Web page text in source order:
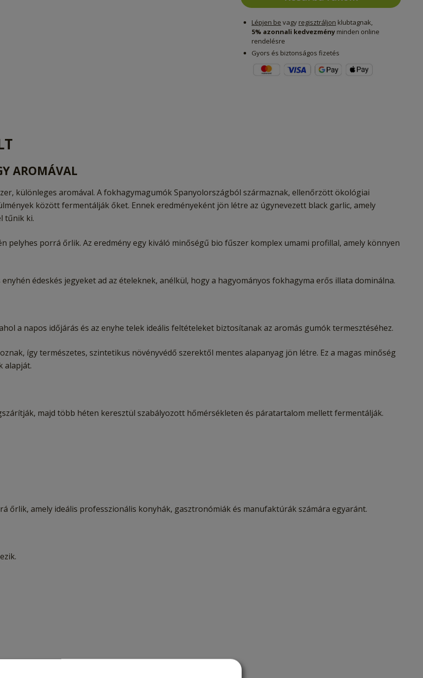
Lépjen be vagy regisztráljon klubtagnak,
5% azonnali kedvezmény minden online
rendelésre
Gyors és biztonságos fizetés
AROMÁVAL
különleges aromával. A fokhagymagumók Spanyolországból származnak, ellenőrzött ökológiai
között fermentálják őket. Ennek eredményeként jön létre az úgynevezett black garlic, amely
tűnik ki.
pelyhes porrá őrlik. Az eredmény egy kiváló minőségű bio fűszer komplex umami profillal, amely könnyen
édeskés jegyeket ad az ételeknek, anélkül, hogy a hagyományos fokhagyma erős illata dominálna.
a napos időjárás és az enyhe telek ideális feltételeket biztosítanak az aromás gumók termesztéséhez.
így természetes, szintetikus növényvédő szerektől mentes alapanyag jön létre. Ez a magas minőség
alapját.
majd több héten keresztül szabályozott hőmérsékleten és páratartalom mellett fermentálják.
őrlik, amely ideális professzionális konyhák, gasztronómiák és manufaktúrák számára egyaránt.
fűszer rendkívül sokoldalúan használható.